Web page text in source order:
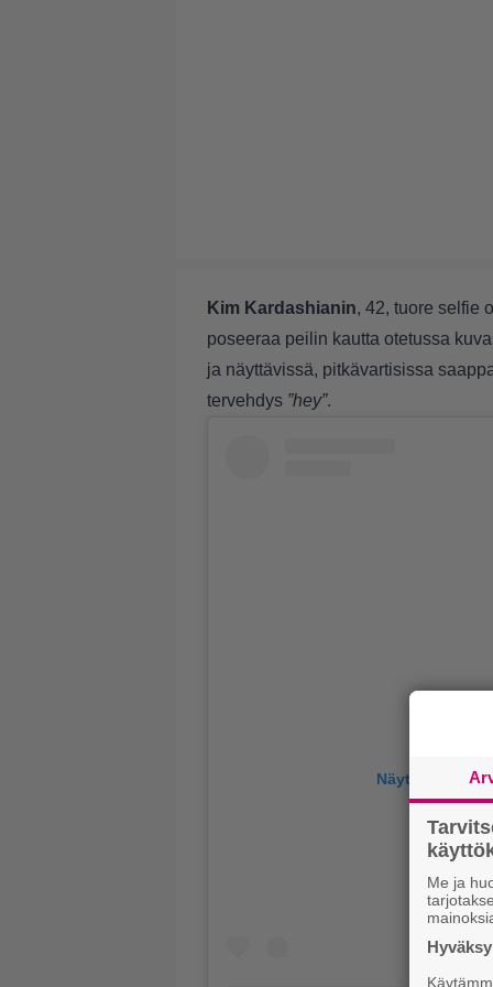
Kim Kardashianin, 42, tuore selfie
poseeraa peilin kautta otetussa
ja näyttävissä, pitkävartisissa
tervehdys ”hey”.
Näytä tämä
Me ja